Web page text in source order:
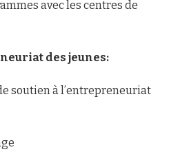
avec les centres de
des jeunes:
soutien à l’entrepreneuriat